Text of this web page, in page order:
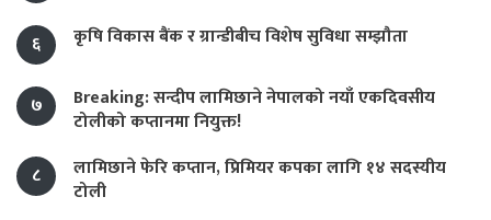
६ कृषि विकास बैंक र ग्रान्डीबीच विशेष सुविधा सम्झौता
७
Breaking: सन्दीप लामिछाने नेपालको नयाँ एकदिवसीय
टोलीको कप्तानमा नियुक्त!
८
लामिछाने फेरि कप्तान, प्रिमियर कपका लागि १४ सदस्यीय
टोली